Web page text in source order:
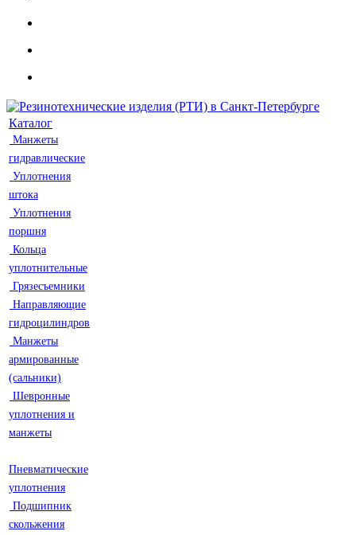
Каталог
Манжеты
гидравлические
Уплотнения
штока
Уплотнения
поршня
Кольца
уплотнительные
Грязесъемники
Направляющие
гидроцилиндров
Манжеты
армированные
(сальники)
Шевронные
уплотнения и
манжеты
Пневматические
уплотнения
Подшипник
скольжения